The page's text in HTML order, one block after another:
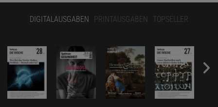
DIGITALAUSGABEN PRINTAUSGABEN TOPSELLER